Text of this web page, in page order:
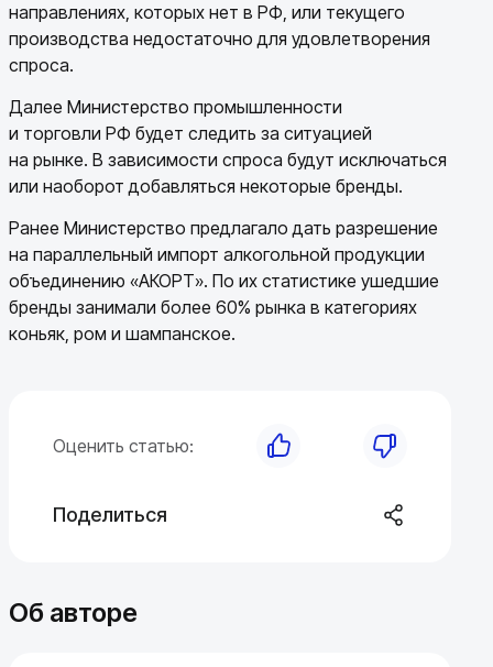
направлениях, которых нет в РФ, или текущего
производства недостаточно для удовлетворения
спроса.
Далее Министерство промышленности
и торговли РФ будет следить за ситуацией
на рынке. В зависимости спроса будут исключаться
или наоборот добавляться некоторые бренды.
Ранее Министерство предлагало дать разрешение
на параллельный импорт алкогольной продукции
объединению «АКОРТ». По их статистике ушедшие
бренды занимали более 60% рынка в категориях
коньяк, ром и шампанское.
Оценить статью:
Поделиться
Об авторе